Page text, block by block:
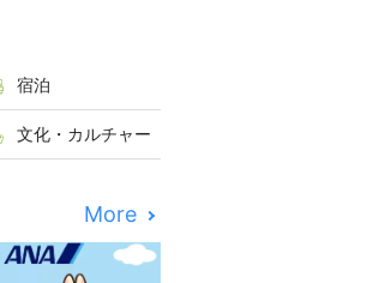
宿泊
文化・カルチャー
More